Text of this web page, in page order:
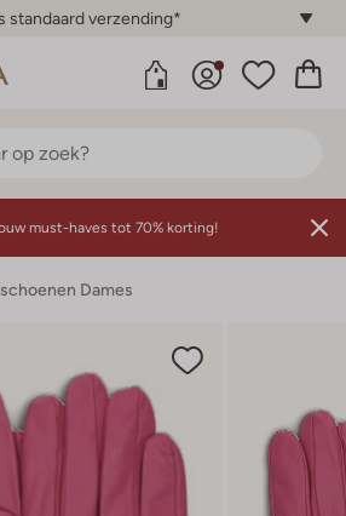
standaard verzending*
must-haves tot 70% korting!
Dames